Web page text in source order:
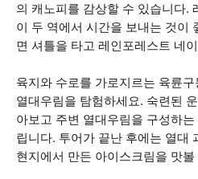
의 캐노피를 감상할 수 있습니다.
이 두 역에서 시간을 보내는 것이
면 셔틀을 타고 레인포레스트 네
육지와 수로를 가로지르는 육륜
열대우림을 탐험하세요. 숙련된
아보고 주변 열대우림을 구성하
립니다. 투어가 끝난 후에는 열대
현지에서 만든 아이스크림을 맛